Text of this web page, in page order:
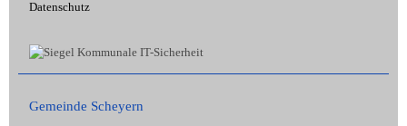
Datenschutz
Gemeinde Scheyern